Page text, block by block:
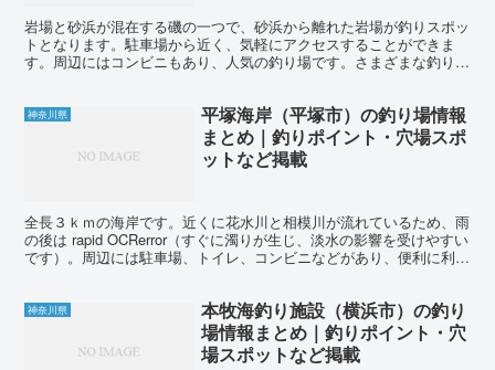
岩場と砂浜が混在する磯の一つで、砂浜から離れた岩場が釣りスポッ
トとなります。駐車場から近く、気軽にアクセスすることができま
す。周辺にはコンビニもあり、人気の釣り場です。さまざまな釣り方
神奈川県
平塚海岸（平塚市）の釣り場情報
まとめ｜釣りポイント・穴場スポ
ットなど掲載
全長３ｋｍの海岸です。近くに花水川と相模川が流れているため、雨
の後は rapid OCRerror（すぐに濁りが生じ、淡水の影響を受けやすい
です）。周辺には駐車場、トイレ、コンビニなどがあり、便利に利用
神奈川県
本牧海釣り施設（横浜市）の釣り
場情報まとめ｜釣りポイント・穴
場スポットなど掲載